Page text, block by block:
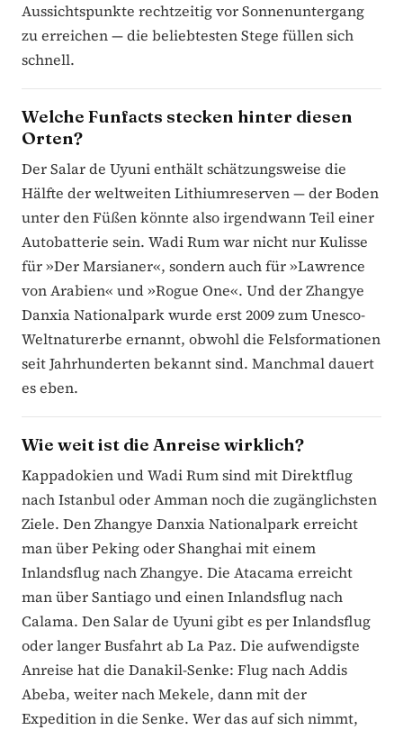
Aussichtspunkte rechtzeitig vor Sonnenuntergang
zu erreichen — die beliebtesten Stege füllen sich
schnell.
Welche Funfacts stecken hinter diesen
Orten?
Der Salar de Uyuni enthält schätzungsweise die
Hälfte der weltweiten Lithiumreserven — der Boden
unter den Füßen könnte also irgendwann Teil einer
Autobatterie sein. Wadi Rum war nicht nur Kulisse
für »Der Marsianer«, sondern auch für »Lawrence
von Arabien« und »Rogue One«. Und der Zhangye
Danxia Nationalpark wurde erst 2009 zum Unesco-
Weltnaturerbe ernannt, obwohl die Felsformationen
seit Jahrhunderten bekannt sind. Manchmal dauert
es eben.
Wie weit ist die Anreise wirklich?
Kappadokien und Wadi Rum sind mit Direktflug
nach Istanbul oder Amman noch die zugänglichsten
Ziele. Den Zhangye Danxia Nationalpark erreicht
man über Peking oder Shanghai mit einem
Inlandsflug nach Zhangye. Die Atacama erreicht
man über Santiago und einen Inlandsflug nach
Calama. Den Salar de Uyuni gibt es per Inlandsflug
oder langer Busfahrt ab La Paz. Die aufwendigste
Anreise hat die Danakil-Senke: Flug nach Addis
Abeba, weiter nach Mekele, dann mit der
Expedition in die Senke. Wer das auf sich nimmt,